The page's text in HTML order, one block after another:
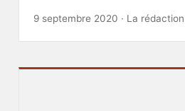
9 septembre 2020 · La rédaction